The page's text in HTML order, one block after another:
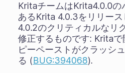
KritaチームはKrita4.0.0の
あるKrita 4.0.3をリリー
4.0.2のクリティカルなリ
修正するものです: Krita
ピーペーストがクラッシ
る (BUG:394068).